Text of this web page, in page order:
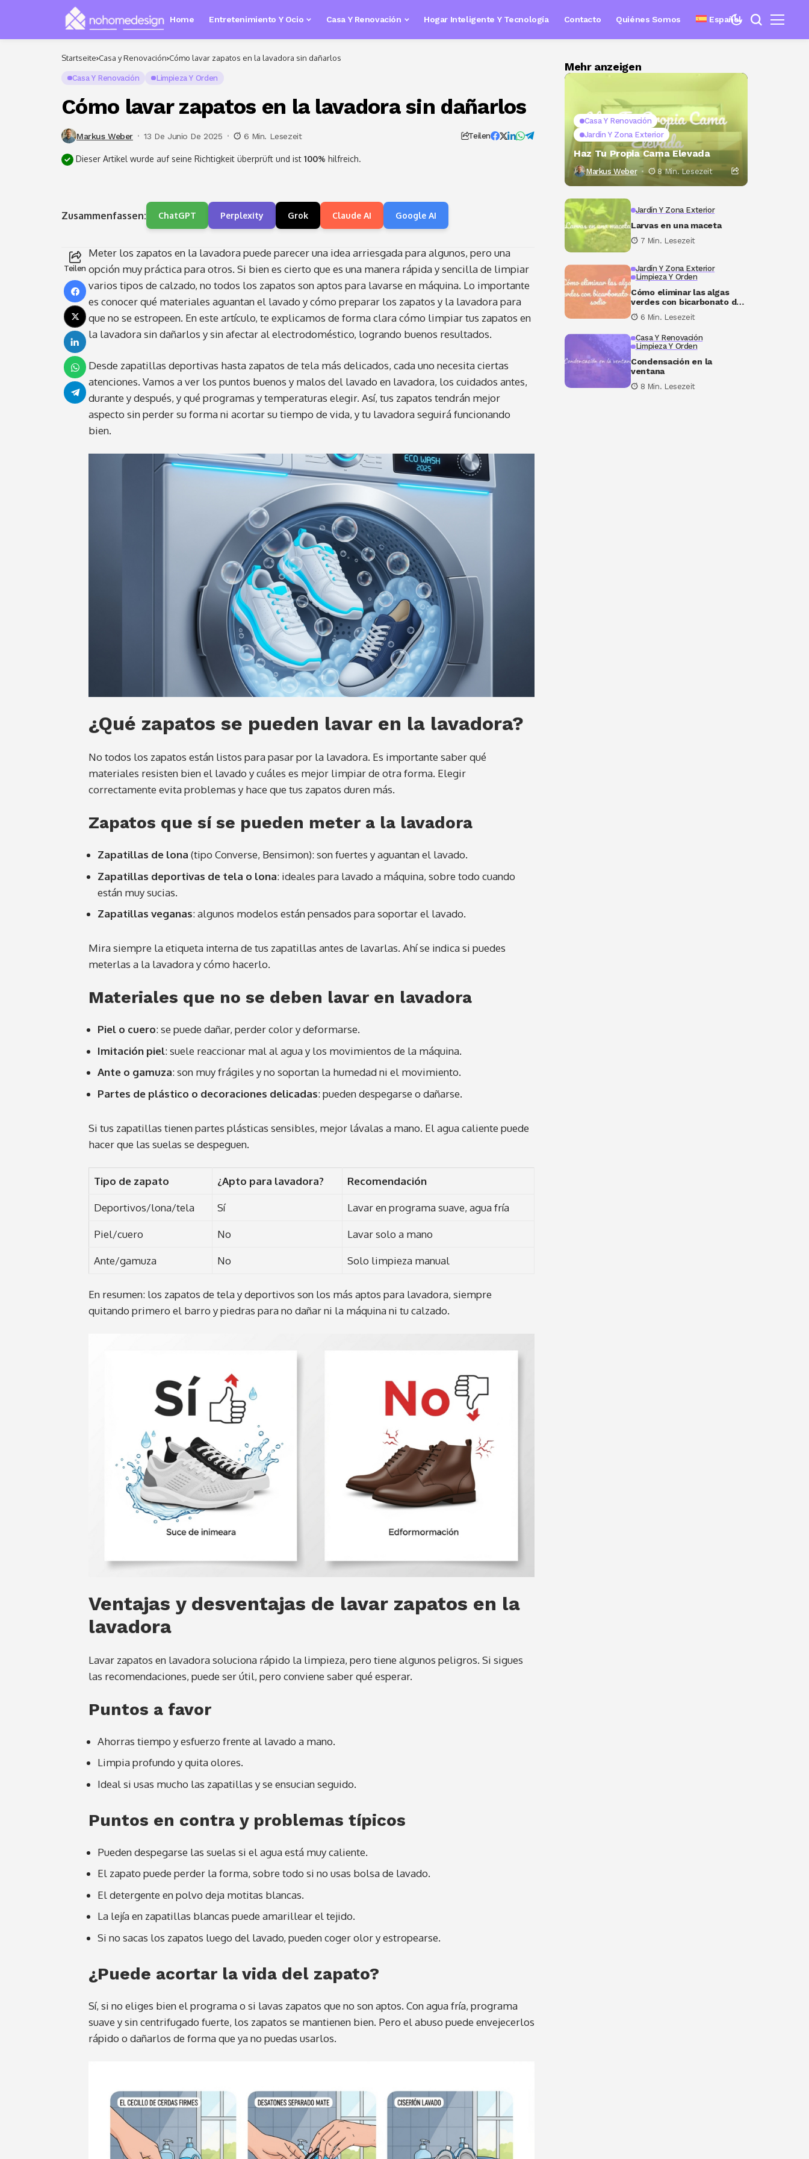
Home Entretenimiento Y Ocio Casa Y Renovación Hogar Inteligente Y Tecnología Contacto Quiénes Somos Español
Startseite Casa y Renovación Cómo lavar zapatos en la lavadora sin dañarlos
Casa Y Renovación Limpieza Y Orden
Cómo lavar zapatos en la lavadora sin dañarlos
Markus Weber 13 De Junio De 2025 6 Min. Lesezeit Teilen
Dieser Artikel wurde auf seine Richtigkeit überprüft und ist 100% hilfreich.
Zusammenfassen: ChatGPT Perplexity Grok Claude AI Google AI
Teilen
Meter los zapatos en la lavadora puede parecer una idea arriesgada para algunos, pero una
opción muy práctica para otros. Si bien es cierto que es una manera rápida y sencilla de limpiar
varios tipos de calzado, no todos los zapatos son aptos para lavarse en máquina. Lo importante
es conocer qué materiales aguantan el lavado y cómo preparar los zapatos y la lavadora para
que no se estropeen. En este artículo, te explicamos de forma clara cómo limpiar tus zapatos en
la lavadora sin dañarlos y sin afectar al electrodoméstico, logrando buenos resultados.
Desde zapatillas deportivas hasta zapatos de tela más delicados, cada uno necesita ciertas
atenciones. Vamos a ver los puntos buenos y malos del lavado en lavadora, los cuidados antes,
durante y después, y qué programas y temperaturas elegir. Así, tus zapatos tendrán mejor
aspecto sin perder su forma ni acortar su tiempo de vida, y tu lavadora seguirá funcionando
bien.
¿Qué zapatos se pueden lavar en la lavadora?
No todos los zapatos están listos para pasar por la lavadora. Es importante saber qué
materiales resisten bien el lavado y cuáles es mejor limpiar de otra forma. Elegir
correctamente evita problemas y hace que tus zapatos duren más.
Zapatos que sí se pueden meter a la lavadora
Zapatillas de lona (tipo Converse, Bensimon): son fuertes y aguantan el lavado.
Zapatillas deportivas de tela o lona: ideales para lavado a máquina, sobre todo cuando
están muy sucias.
Zapatillas veganas: algunos modelos están pensados para soportar el lavado.
Mira siempre la etiqueta interna de tus zapatillas antes de lavarlas. Ahí se indica si puedes
meterlas a la lavadora y cómo hacerlo.
Materiales que no se deben lavar en lavadora
Piel o cuero: se puede dañar, perder color y deformarse.
Imitación piel: suele reaccionar mal al agua y los movimientos de la máquina.
Ante o gamuza: son muy frágiles y no soportan la humedad ni el movimiento.
Partes de plástico o decoraciones delicadas: pueden despegarse o dañarse.
Si tus zapatillas tienen partes plásticas sensibles, mejor lávalas a mano. El agua caliente puede
hacer que las suelas se despeguen.
Tipo de zapato ¿Apto para lavadora? Recomendación
Deportivos/lona/tela Sí Lavar en programa suave, agua fría
Piel/cuero No Lavar solo a mano
Ante/gamuza No Solo limpieza manual
En resumen: los zapatos de tela y deportivos son los más aptos para lavadora, siempre
quitando primero el barro y piedras para no dañar ni la máquina ni tu calzado.
Ventajas y desventajas de lavar zapatos en la
lavadora
Lavar zapatos en lavadora soluciona rápido la limpieza, pero tiene algunos peligros. Si sigues
las recomendaciones, puede ser útil, pero conviene saber qué esperar.
Puntos a favor
Ahorras tiempo y esfuerzo frente al lavado a mano.
Limpia profundo y quita olores.
Ideal si usas mucho las zapatillas y se ensucian seguido.
Puntos en contra y problemas típicos
Pueden despegarse las suelas si el agua está muy caliente.
El zapato puede perder la forma, sobre todo si no usas bolsa de lavado.
El detergente en polvo deja motitas blancas.
La lejía en zapatillas blancas puede amarillear el tejido.
Si no sacas los zapatos luego del lavado, pueden coger olor y estropearse.
¿Puede acortar la vida del zapato?
Sí, si no eliges bien el programa o si lavas zapatos que no son aptos. Con agua fría, programa
suave y sin centrifugado fuerte, los zapatos se mantienen bien. Pero el abuso puede envejecerlos
rápido o dañarlos de forma que ya no puedas usarlos.
Mehr anzeigen
Casa Y Renovación
Jardín Y Zona Exterior
Haz Tu Propia Cama Elevada
Markus Weber 8 Min. Lesezeit
Jardín Y Zona Exterior
Larvas en una maceta
7 Min. Lesezeit
Jardín Y Zona Exterior
Limpieza Y Orden
Cómo eliminar las algas
verdes con bicarbonato de
sodio
6 Min. Lesezeit
Casa Y Renovación
Limpieza Y Orden
Condensación en la
ventana
8 Min. Lesezeit